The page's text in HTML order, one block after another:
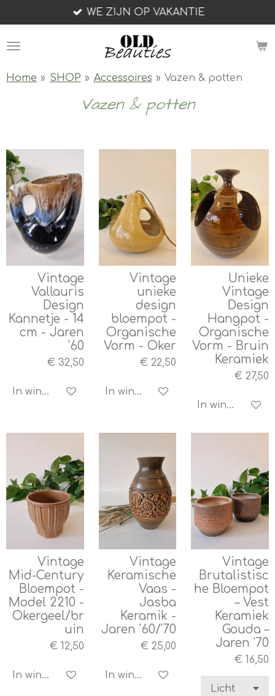
direct
naar
hoofdinhoud
WE ZIJN OP VAKANTIE
Home » SHOP » Accessoires » Vazen & potten
Vazen & potten
Vintage
Vallauris
Design
Kannetje - 14
cm - Jaren
'60
€ 32,50
In winkelwagen
Vintage
unieke
design
bloempot -
Organische
Vorm - Oker
€ 22,50
In winkelwagen
Unieke
Vintage
Design
Hangpot -
Organische
Vorm - Bruin
Keramiek
€ 27,50
In winkelwagen
Vintage
Mid-Century
Bloempot -
Model 2210 -
Okergeel/br
uin
€ 12,50
In winkelwagen
Vintage
Keramische
Vaas -
Jasba
Keramik -
Jaren '60/'70
€ 25,00
In winkelwagen
Vintage
Brutalistisc
he Bloempot
– Vest
Keramiek
Gouda –
Jaren '70
€ 16,50